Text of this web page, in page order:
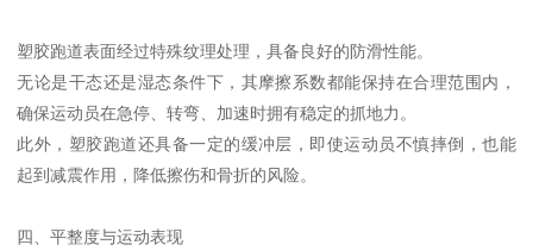
塑胶跑道表面经过特殊纹理处理，具备良好的防滑性能。
无论是干态还是湿态条件下，其摩擦系数都能保持在合理范围内，
确保运动员在急停、转弯、加速时拥有稳定的抓地力。
此外，塑胶跑道还具备一定的缓冲层，即使运动员不慎摔倒，也能
起到减震作用，降低擦伤和骨折的风险。
四、平整度与运动表现